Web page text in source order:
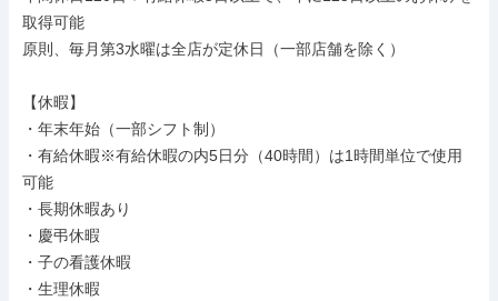
取得可能
原則、毎月第3水曜は全店が定休日（一部店舗を除く）
【休暇】
・年末年始（一部シフト制）
・有給休暇※有給休暇の内5日分（40時間）は1時間単位で使用
可能
・長期休暇あり
・慶弔休暇
・子の看護休暇
・生理休暇